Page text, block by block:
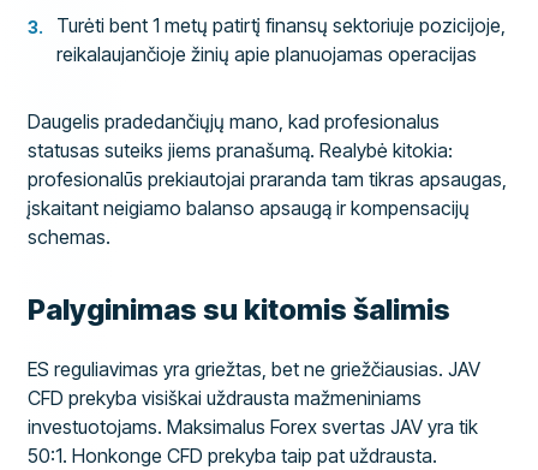
Turėti bent 1 metų patirtį finansų sektoriuje pozicijoje,
reikalaujančioje žinių apie planuojamas operacijas
Daugelis pradedančiųjų mano, kad profesionalus
statusas suteiks jiems pranašumą. Realybė kitokia:
profesionalūs prekiautojai praranda tam tikras apsaugas,
įskaitant neigiamo balanso apsaugą ir kompensacijų
schemas.
Palyginimas su kitomis šalimis
ES reguliavimas yra griežtas, bet ne griežčiausias. JAV
CFD prekyba visiškai uždrausta mažmeniniams
investuotojams. Maksimalus Forex svertas JAV yra tik
50:1. Honkonge CFD prekyba taip pat uždrausta.